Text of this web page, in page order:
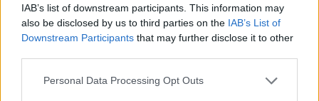
IAB’s list of downstream participants. This information may
also be disclosed by us to third parties on the IAB’s List of
Downstream Participants that may further disclose it to other
Personal Data Processing Opt Outs
Y, a medida que los peques van teniendo edad,no
duden en hacerlos degustar con ustedes algunos
platos locales,¡ya que es algo que les encanta!